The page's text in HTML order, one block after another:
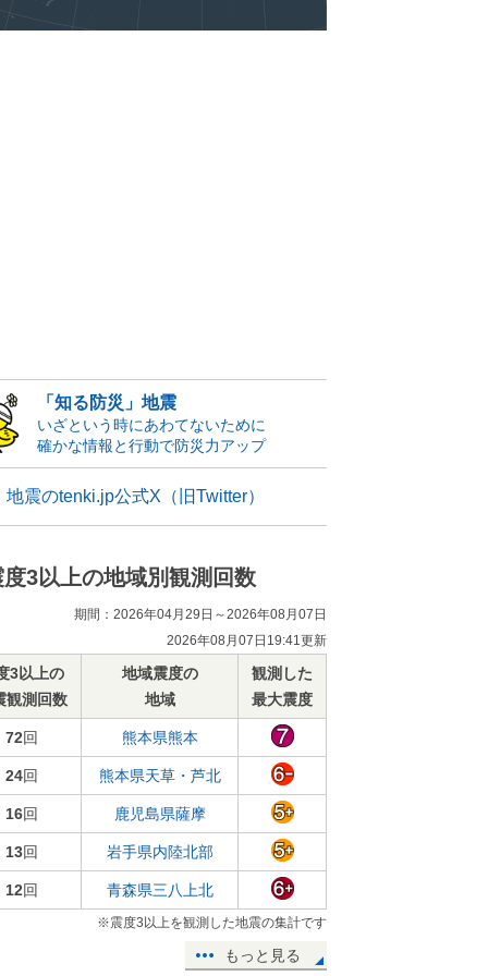
「知る防災」地震
いざという時にあわてないために
確かな情報と行動で防災力アップ
地震のtenki.jp公式X（旧Twitter）
度3以上の地域別観測回数
期間：2026年04月29日～2026年08月07日
2026年08月07日19:41更新
3以上の
観測回数
地域震度の
地域
観測した
最大震度
72回 熊本県熊本
24回 熊本県天草・芦北
16回 鹿児島県薩摩
13回 岩手県内陸北部
12回 青森県三八上北
※震度3以上を観測した地震の集計です
もっと見る